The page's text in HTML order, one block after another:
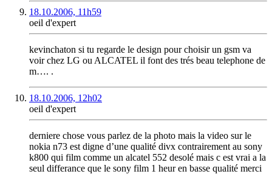
18.10.2006, 11h59
oeil d'expert
kevinchaton si tu regarde le design pour choisir un gsm va
voir chez LG ou ALCATEL il font des trés beau telephone de
m…. .
18.10.2006, 12h02
oeil d'expert
derniere chose vous parlez de la photo mais la video sur le
nokia n73 est digne d’une qualité divx contrairement au sony
k800 qui film comme un alcatel 552 desolé mais c est vrai a la
seul differance que le sony film 1 heur en basse qualité merci